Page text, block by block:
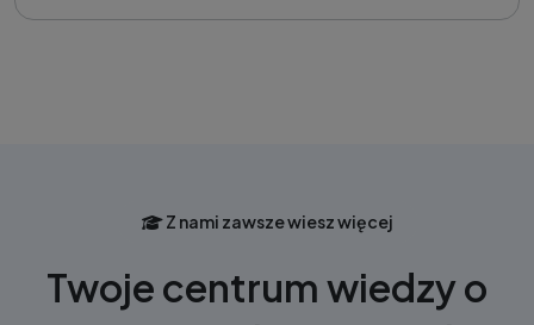
Z nami zawsze wiesz więcej
Twoje centrum wiedzy o